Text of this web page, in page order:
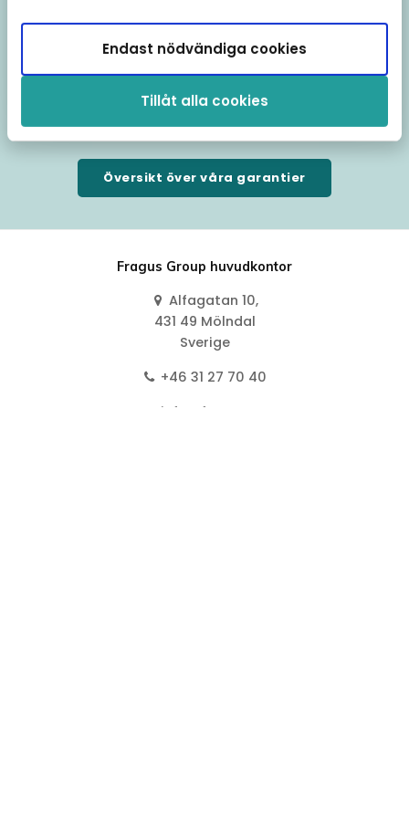
Tillåt alla cookies
Endast nödvändiga cookies
GT-R, Rolls-Royce.
Översikt över våra garantier
Fragus Group huvudkontor
Alfagatan 10,
431 49 Mölndal
Sverige
+46 31 27 70 40
info@fragus.se